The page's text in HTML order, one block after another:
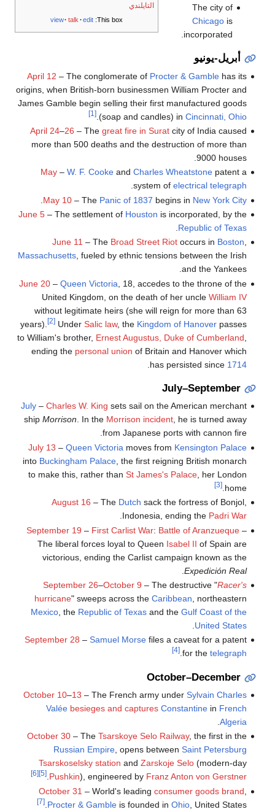
التايلندي
This box:
view talk edit
The city of
Chicago is
incorporated.
أبريل-يونيو
April 12 – The conglomerate of Procter & Gamblehas its
origins, when British-born businessmen William Procter and
James Gamble begin selling their first manufactured goods
(soap and candles) in Cincinnati, Ohio
.
[1]
April 24–26 – The great fire in Suratcity of India caused
more than 500 deaths and the destruction of more than
9000 houses.
May– W. F. Cookeand Charles Wheatstonepatent a
system of electrical telegraph
.
May 10– The Panic of 1837 begins in New York City
June 5– The settlement of Houston is incorporated, by the
Republic of Texas
June 11 – The Broad Street Riotoccurs in Boston,
Massachusetts, fueled by ethnic tensions between the Irish
and the Yankees.
June 20– Queen Victoria , 18, accedes to the throne of the
United Kingdom, on the death of her uncle William IV
without legitimate heirs (she will reign for more than 63
years).
[2]Under Salic law, the Kingdom of Hanoverpasses
to William's brother, Ernest Augustus, Duke of Cumberland
ending the personal union of Britain and Hanover which
has persisted since 1714
July–September
July– Charles W. King sets sail on the American merchant
ship Morrison. In the Morrison incident, he is turned away
from Japanese ports with cannon fire.
July 13 – Queen Victoria moves from Kensington Palace
into Buckingham Palace, the first reigning British monarch
to make this, rather than St James's Palace, her London
home.
[3]
August 16 – The Dutch sack the fortress of Bonjol,
Indonesia, ending the Padri War
.
September 19 – First Carlist War: Battle of Aranzueque–
The liberal forces loyal to Queen Isabel II of Spain are
victorious, ending the Carlist campaign known as the
Expedición Real
September 26–October 9 – The destructive "Racer's
hurricane" sweeps across the Caribbean , northeastern
Mexico, the Republic of Texasand the Gulf Coast of the
United States
September 28 – Samuel Morsefiles a caveat for a patent
for the telegraph
.
[4]
October–December
October 10–13 – The French army under Sylvain Charles
Valée besieges and captures Constantinein French
Algeria
October 30– The Tsarskoye Selo Railway, the first in the
Russian Empire, opens between Saint Petersburg
Tsarskoselsky station and Zarskoje Selo(modern-day
Pushkin), engineered by Franz Anton von Gerstner
.
[5]
[6]
October 31 – World's leading consumer goods brand
Procter & Gambleis founded in Ohio, United States.
[7]